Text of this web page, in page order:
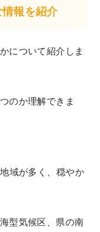
報を紹介
について紹介しま
のか理解できま
域が多く、穏やか
型気候区、県の南